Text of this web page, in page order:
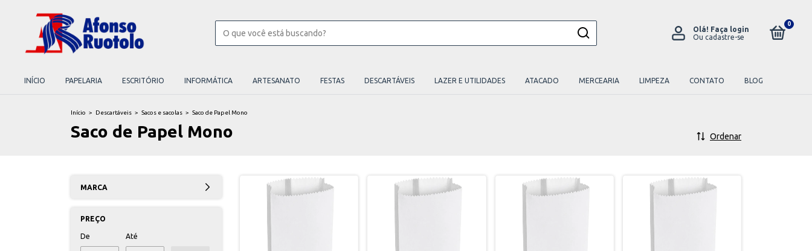
Olá! Faça login
Ou cadastre-se
0
INÍCIO PAPELARIA ESCRITÓRIO INFORMÁTICA ARTESANATO FESTAS DESCARTÁVEIS LAZER E UTILIDADES ATACADO MERCEARIA LIMPEZA CONTATO BLOG
Início > Descartáveis > Sacos e sacolas > Saco de Papel Mono
Saco de Papel Mono Ordenar
MARCA
PREÇO
De Até